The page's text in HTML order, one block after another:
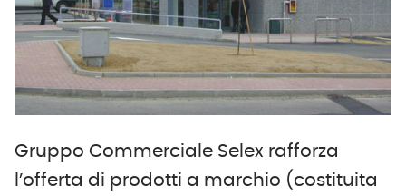
Gruppo Commerciale Selex rafforza
l’offerta di prodotti a marchio (costituita